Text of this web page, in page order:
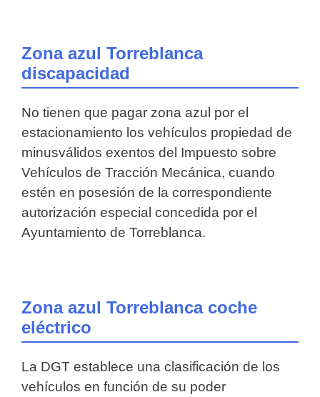
Zona azul Torreblanca
discapacidad
No tienen que pagar zona azul por el
estacionamiento los vehículos propiedad de
minusválidos exentos del Impuesto sobre
Vehículos de Tracción Mecánica, cuando
estén en posesión de la correspondiente
autorización especial concedida por el
Ayuntamiento de Torreblanca.
Zona azul Torreblanca coche
eléctrico
La DGT establece una clasificación de los
vehículos en función de su poder